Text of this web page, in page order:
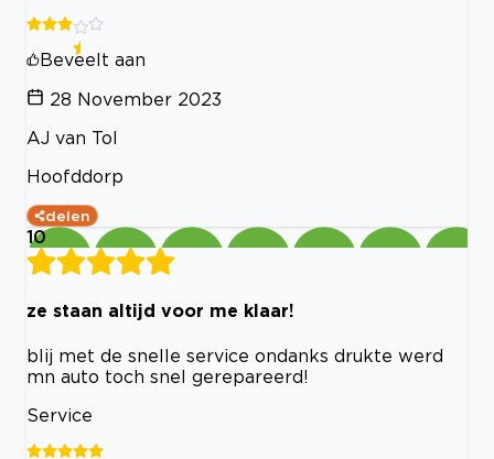
Beveelt aan
28 November 2023
AJ van Tol
Hoofddorp
delen
10
ze staan altijd voor me klaar!
blij met de snelle service ondanks drukte werd
mn auto toch snel gerepareerd!
Service